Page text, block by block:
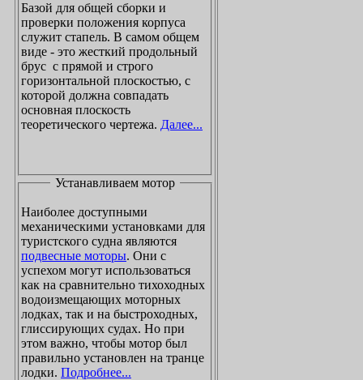
Базой для общей сборки и
проверки положения корпуса
служит стапель. В самом общем
виде - это жесткий продольный
брус с прямой и строго
горизонтальной плоскостью, с
которой должна совпадать
основная плоскость
теоретического чертежа. Далее...
Устанавливаем мотор
Наиболее доступными
механическими установками для
туристского судна являются
подвесные моторы. Они с
успехом могут использоваться
как на сравнительно тихоходных
водоизмещающих моторных
лодках, так и на быстроходных,
глиссирующих судах. Но при
этом важно, чтобы мотор был
правильно установлен на транце
лодки. Подробнее...